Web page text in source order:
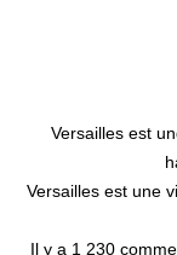
Versailles est
Versailles est une
Il y a 1 230